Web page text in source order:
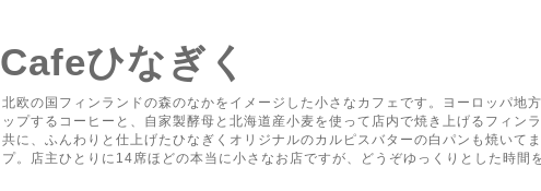
Cafeひなぎく
北欧の国フィンランドの森のなかをイメージした小さなカフェです。ヨーロッパ地
ップするコーヒーと、自家製酵母と北海道産小麦を使って店内で焼き上げるフィン
共に、ふんわりと仕上げたひなぎくオリジナルのカルピスバターの白パンも焼いて
プ。店主ひとりに14席ほどの本当に小さなお店ですが、どうぞゆっくりとした時間